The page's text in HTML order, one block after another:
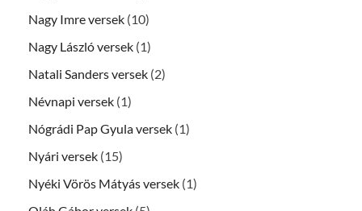
Nagy Imre versek (10)
Nagy László versek (1)
Natali Sanders versek (2)
Névnapi versek (1)
Nógrádi Pap Gyula versek (1)
Nyári versek (15)
Nyéki Vörös Mátyás versek (1)